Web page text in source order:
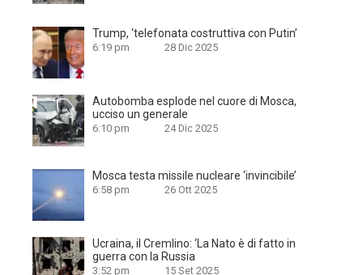
Trump, ‘telefonata costruttiva con Putin’
6:19 pm 28 Dic 2025
Autobomba esplode nel cuore di Mosca,
ucciso un generale
6:10 pm 24 Dic 2025
Mosca testa missile nucleare ‘invincibile’
6:58 pm 26 Ott 2025
Ucraina, il Cremlino: ‘La Nato è di fatto in
guerra con la Russia
3:52 pm 15 Set 2025